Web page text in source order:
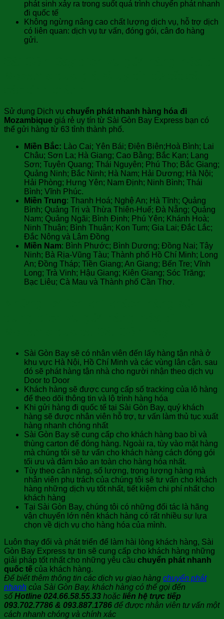
phát sinh xảy ra trong suốt quá trình chuyển phát nhanh
đi quốc tế
Không ngừng nâng cao chất lượng dịch vụ, hỗ trợ dịch
có liên quan: dịch vụ tư vấn, đóng gói, cân đo hàng
gửi.
Sử dụng Dịch vụ chuyển phát nhanh hàng hóa đi
Mozambique giá rẻ uy tín từ Sài Gòn Bay Express bạn có
thể gửi hàng từ 63 tỉnh thành phố.
Miền Bắc: Lào Cai; Yên Bái; Điện Biên;Hoà Bình; Lai
Châu; Sơn La; Hà Giang; Cao Bằng; Bắc Kạn; Lạng
Sơn; Tuyên Quang; Thái Nguyên; Phú Thọ; Bắc Giang;
Quảng Ninh; Bắc Ninh; Hà Nam; Hải Dương; Hà Nội;
Hải Phòng; Hưng Yên; Nam Định; Ninh Bình; Thái
Bình; Vĩnh Phúc.
Miền Trung: Thanh Hoá; Nghệ An; Hà Tĩnh; Quảng
Bình; Quảng Trị và Thừa Thiên-Huế; Đà Nẵng; Quảng
Nam; Quảng Ngãi; Bình Định; Phú Yên; Khánh Hoà;
Ninh Thuận; Bình Thuận; Kon Tum; Gia Lai; Đắc Lắc;
Đắc Nông và Lâm Đồng
Miền Nam: Bình Phước; Bình Dương; Đồng Nai; Tây
Ninh; Bà Rịa-Vũng Tàu; Thành phố Hồ Chí Minh; Long
An; Đồng Tháp; Tiền Giang; An Giang; Bến Tre; Vĩnh
Long; Trà Vinh; Hậu Giang; Kiên Giang; Sóc Trăng;
Bạc Liêu; Cà Mau và Thành phố Cần Thơ.
Sài Gòn Bay sẽ có nhân viên đến lấy hàng tận nhà ở
khu vực Hà Nội, Hồ Chí Minh và các vùng lân cận. sau
đó sẽ phát hàng tận nhà cho người nhận theo dịch vụ
Door to Door
Khách hàng sẽ được cung cấp số tracking của lô hàng
để theo dõi thông tin và lộ trình hàng hóa
Khi gửi hàng đi quốc tế tại Sài Gòn Bay, quý khách
hàng sẽ được nhân viên hỗ trợ, tư vấn làm thủ tục xuất
hàng nhanh chóng nhất
Sài Gòn Bay sẽ cung cấp cho khách hàng bao bì và
thùng carton để đóng hàng. Ngoài ra, tùy vào mặt hàng
mà chúng tôi sẽ tư vấn cho khách hàng cách đóng gói
tối ưu và đảm bảo an toàn cho hàng hóa nhất.
Tùy theo cân nặng, số lượng, trọng lượng hàng mà
nhân viên phụ trách của chúng tôi sẽ tư vấn cho khách
hàng những dịch vụ tốt nhất, tiết kiệm chi phí nhất cho
khách hàng
Tại Sài Gòn Bay, chúng tôi có những đối tác là hãng
vận chuyển lớn nên khách hàng có rất nhiều sự lựa
chọn về dịch vụ cho hàng hóa của mình.
Luôn thay đổi và phát triển để làm hài lòng khách hàng, Sài
Gòn Bay Express tự tin sẽ cung cấp cho khách hàng những
giải pháp tốt nhất cho những yêu cầu chuyển phát nhanh
quốc tế của khách hàng.
Để biết thêm thông tin các dịch vụ giao hàng chuyển phát
nhanh của Sài Gòn Bay, khách hàng có thể gọi đến
số Hotline 024.66.58.55.33 hoặc liên hệ trực tiếp
093.702.7786 & 093.887.1786 để được nhân viên tư vấn một
cách nhanh chóng và chính xác